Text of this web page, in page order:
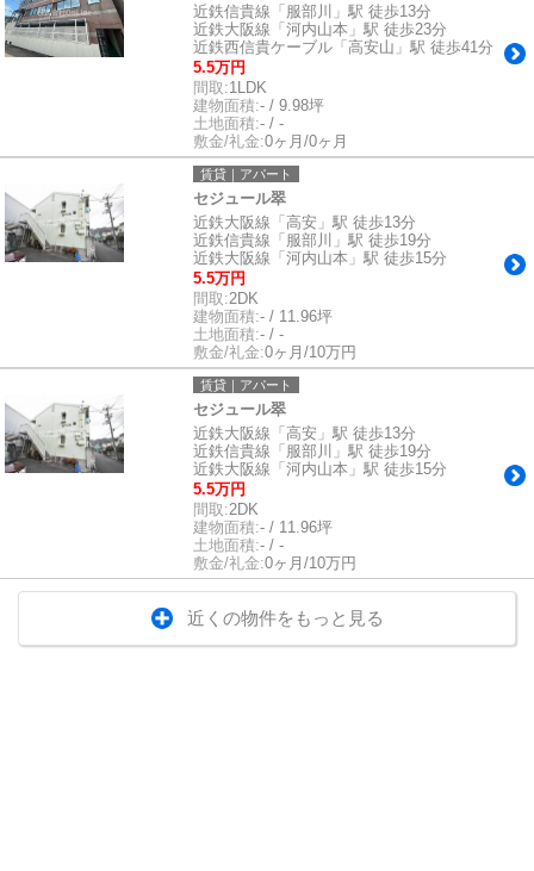
近鉄信貴線「服部川」駅 徒歩13分
近鉄大阪線「河内山本」駅 徒歩23分
近鉄西信貴ケーブル「高安山」駅 徒歩41分
5.5万円
間取:1LDK
建物面積:- / 9.98坪
土地面積:- / -
敷金/礼金:0ヶ月/0ヶ月
賃貸｜アパート
セジュール翠
近鉄大阪線「高安」駅 徒歩13分
近鉄信貴線「服部川」駅 徒歩19分
近鉄大阪線「河内山本」駅 徒歩15分
5.5万円
間取:2DK
建物面積:- / 11.96坪
土地面積:- / -
敷金/礼金:0ヶ月/10万円
賃貸｜アパート
セジュール翠
近鉄大阪線「高安」駅 徒歩13分
近鉄信貴線「服部川」駅 徒歩19分
近鉄大阪線「河内山本」駅 徒歩15分
5.5万円
間取:2DK
建物面積:- / 11.96坪
土地面積:- / -
敷金/礼金:0ヶ月/10万円
近くの物件をもっと見る